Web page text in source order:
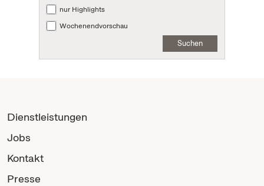
nur Highlights
Wochenendvorschau
Suchen
Dienstleistungen
Jobs
Kontakt
Presse